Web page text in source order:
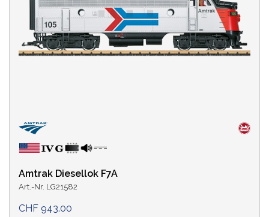
Amtrak Diesellok F7A
Art.-Nr. LG21582
CHF 943.00